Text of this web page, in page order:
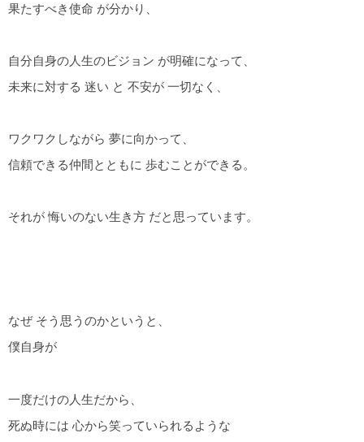
果たすべき使命 が分かり、
自分自身の人生のビジョン が明確になって、
未来に対する 迷い と 不安が 一切なく、
ワクワクしながら 夢に向かって、
信頼できる仲間とともに 歩むことができる。
それが 悔いのない生き方 だと思っています。
なぜ そう思うのかというと、
僕自身が
一度だけの人生だから、
死ぬ時には 心から笑っていられるような